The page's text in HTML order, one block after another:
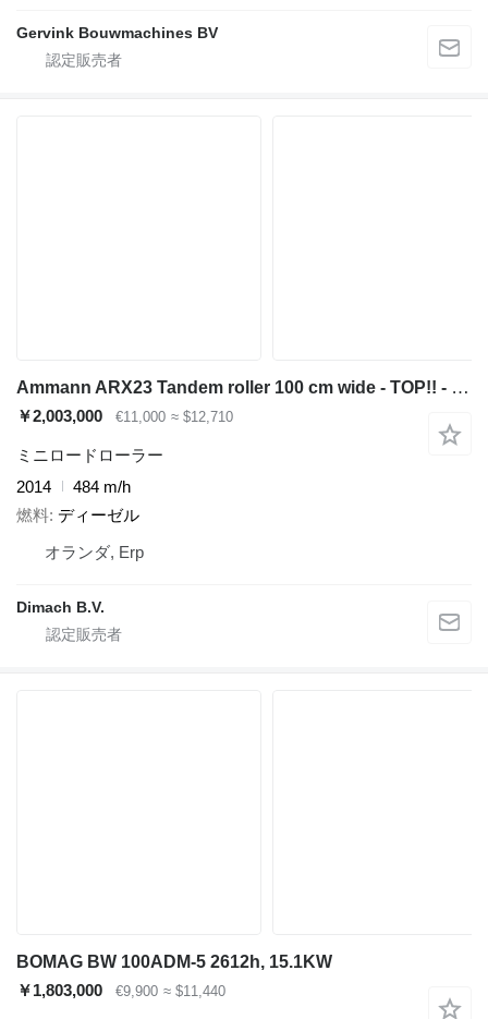
Gervink Bouwmachines BV
Ammann ARX23 Tandem roller 100 cm wide - TOP!! - 2250KG - Yanmar engine
￥2,003,000 €11,000 ≈ $12,710
ミニロードローラー
2014
484 m/h
燃料 ディーゼル
オランダ, Erp
Dimach B.V.
BOMAG BW 100ADM-5 2612h, 15.1KW
￥1,803,000
€9,900 ≈ $11,440